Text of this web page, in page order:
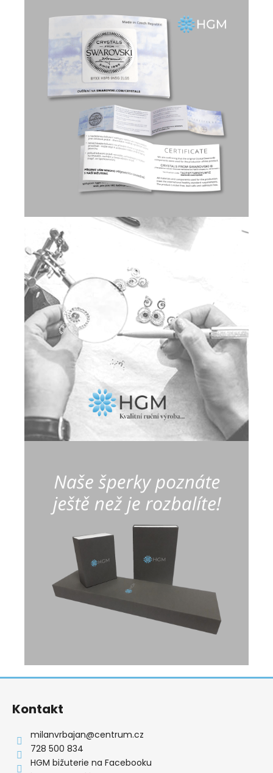
Z
Kontakt
milanvrbajan@centrum.cz
728 500 834
HGM bižuterie na Facebooku